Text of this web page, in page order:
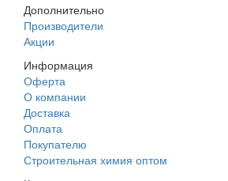
Дополнительно
Производители
Акции
Информация
Оферта
О компании
Доставка
Оплата
Покупателю
Строительная химия оптом